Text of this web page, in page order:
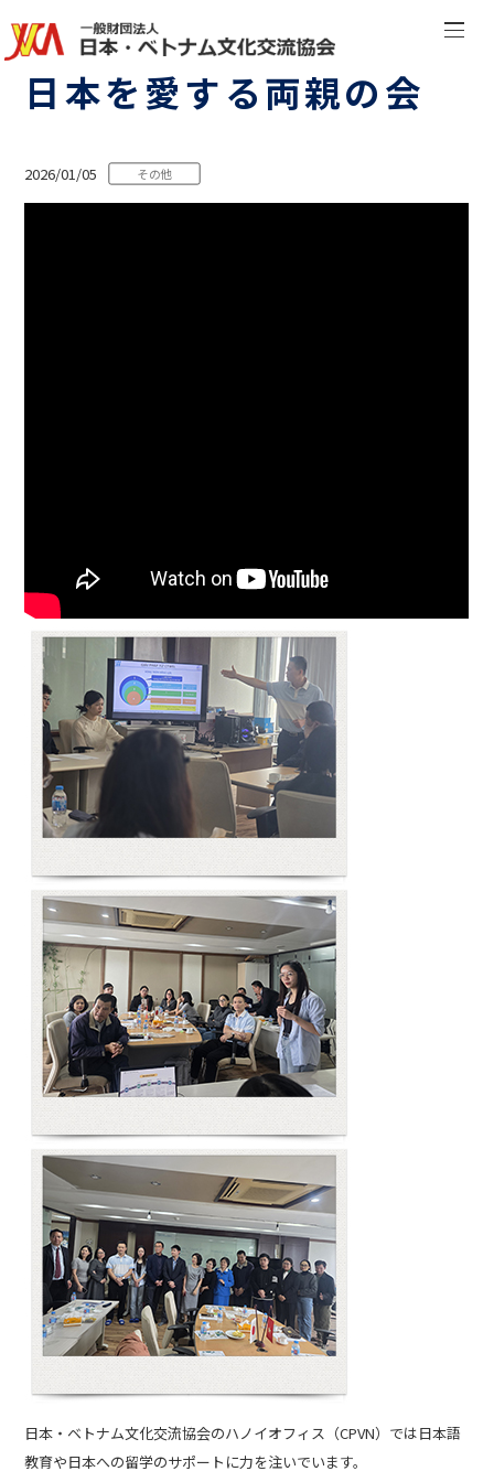
日本を愛する両親の会
2026/01/05 その他
日本・ベトナム文化交流協会のハノイオフィス（CPVN）では日本語
教育や日本への留学のサポートに力を注いでいます。